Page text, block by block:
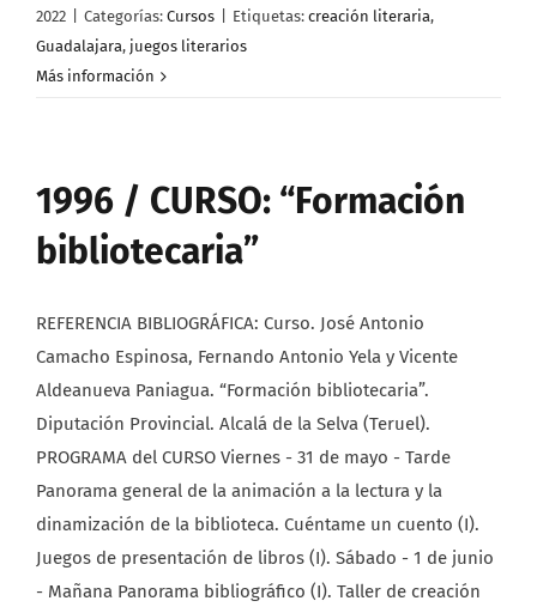
2022
Categorías: Cursos Etiquetas: creación literaria,
Guadalajara, juegos literarios
Más información
1996 / CURSO: “Formación
bibliotecaria”
REFERENCIA BIBLIOGRÁFICA: Curso. José Antonio
Camacho Espinosa, Fernando Antonio Yela y Vicente
Aldeanueva Paniagua. “Formación bibliotecaria”.
Diputación Provincial. Alcalá de la Selva (Teruel).
PROGRAMA del CURSO Viernes - 31 de mayo - Tarde
Panorama general de la animación a la lectura y la
dinamización de la biblioteca. Cuéntame un cuento (I).
Juegos de presentación de libros (I). Sábado - 1 de junio
- Mañana Panorama bibliográfico (I). Taller de creación